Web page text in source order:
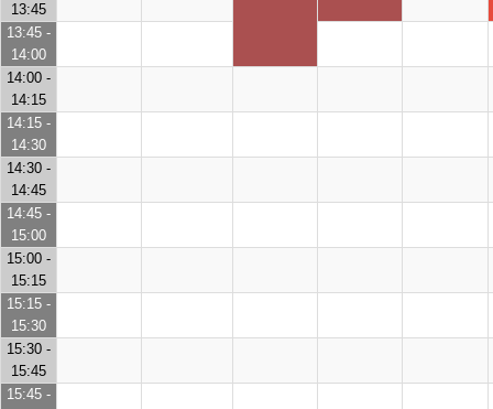
13:45
13:45 -
14:00
14:00 -
14:15
14:15 -
14:30
14:30 -
14:45
14:45 -
15:00
15:00 -
15:15
15:15 -
15:30
15:30 -
15:45
15:45 -